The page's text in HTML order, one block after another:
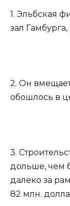
1. Эльбская
зал
2. Он
обошлось в
3.
дольше, чем
далеко за
82 млн.